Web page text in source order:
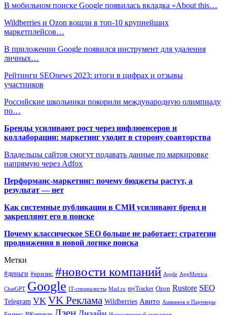
В мобильном поиске Google появилась вкладка «About this…
Wildberries и Ozon вошли в топ-10 крупнейших
маркетплейсов…
В приложении Google появился инструмент для удаления
личных…
Рейтинги SEOnews 2023: итоги в цифрах и отзывы
участников
Российские школьники покорили международную олимпиаду
по…
Бренды усиливают рост через инфлюенсеров и
коллаборации: маркетинг уходит в сторону соавторства
Владельцы сайтов смогут подавать данные по маркировке
напрямую через Adfox
Перформанс-маркетинг: почему бюджеты растут, а
результат — нет
Как системные публикации в СМИ усиливают бренд и
закрепляют его в поиске
Почему классическое SEO больше не работает: стратегии
продвижения в новой логике поиска
Метки
#деньги #кризис #новости компаний Apple AppMetrica
ChatGPT Google IT-специалисты Mail.ru myTracker Ozon Rustore SEO
Telegram VK VK Реклама Wildberries Авито Ашманов и Партнеры